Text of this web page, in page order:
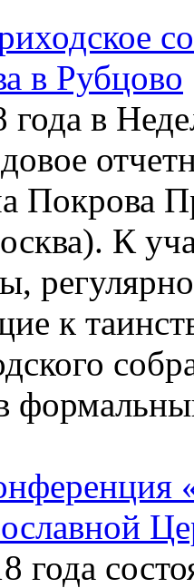
в Рубцово
года в
Покрова
К
к
года